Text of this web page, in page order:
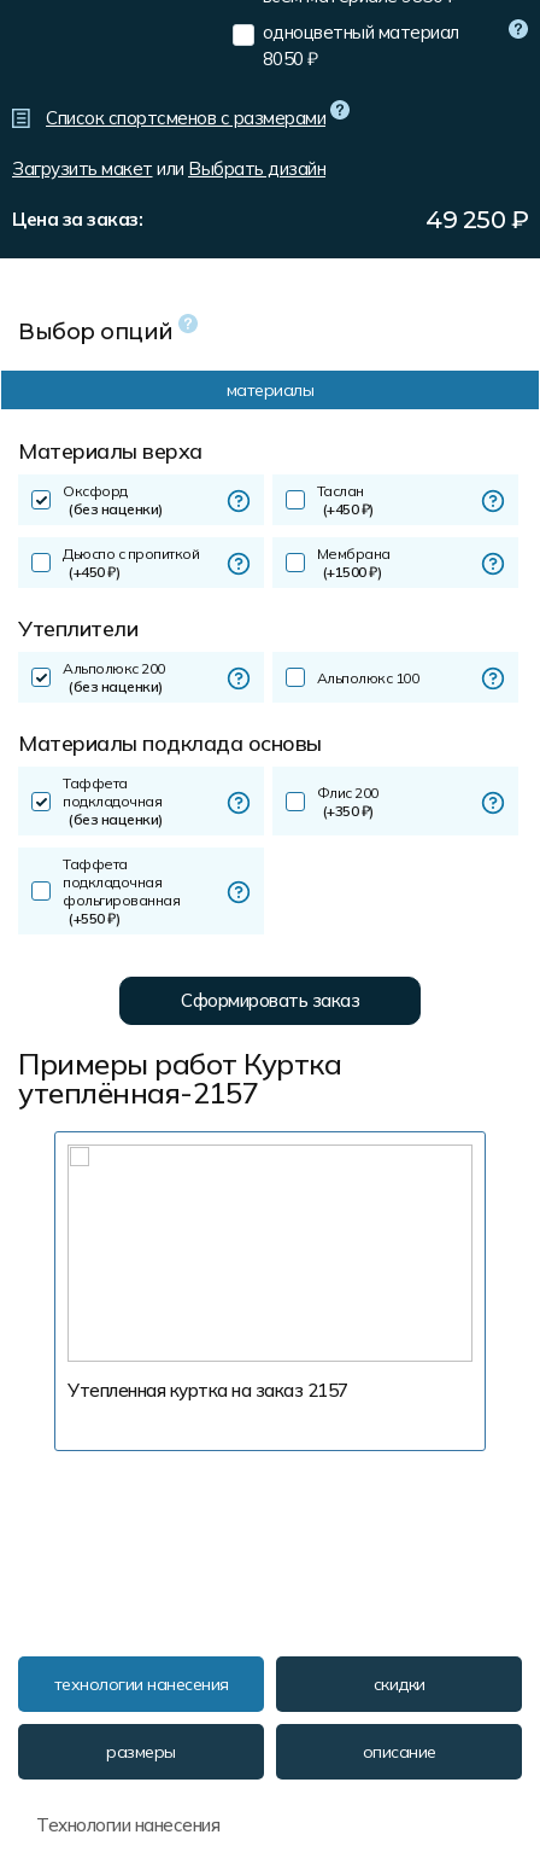
одноцветный материал
8050 ₽
Список спортсменов с размерами
Загрузить макет или Выбрать дизайн
Цена за заказ: 49 250 ₽
Выбор опций
Материалы верха
Оксфорд
(без наценки)
Таслан
(+450 ₽)
Дьюспо с пропиткой
(+450 ₽)
Мембрана
(+1500 ₽)
Утеплители
Альполюкс 200
(без наценки)
Альполюкс 100
Материалы подклада основы
Таффета
подкладочная
(без наценки)
Флис 200
(+350 ₽)
Таффета
подкладочная
фольгированная
(+550 ₽)
материалы
Сформировать заказ
Примеры работ Куртка
утеплённая-2157
Утепленная куртка на заказ 2157
технологии нанесения скидки
размеры описание
Технологии нанесения
Пользовательское соглашение
Доставка